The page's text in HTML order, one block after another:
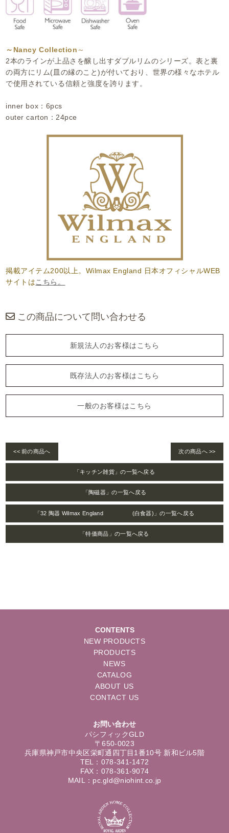
～Nancy Collection ～
2本のラインが上品さを醸し出すダブルリムのシリーズ。表と裏
の両方にリム(皿の縁のこと)が付いており、世界の様々なホテル
で使用されている信頼と強度を誇ります。
inner box：6pcs
outer carton：24pce
掲載アイテム200以上。Wilmax England 日本オフィシャルWEB
サイトは こちら。
この商品について問い合わせる
新規法人のお客様はこちら
既存法人のお客様はこちら
一般のお客様はこちら
<< 前の商品へ 次の商品へ >>
「キッチン雑貨」の一覧へ戻る
「陶磁器」の一覧へ戻る
「32 陶器 Wilmax England (白食器)」の一覧へ戻る
「特価商品」の一覧へ戻る
CONTENTS
NEW PRODUCTS
PRODUCTS
NEWS
CATALOG
ABOUT US
CONTACT US
お問い合わせ
パシフィックGLD
〒650-0023
兵庫県神戸市中央区栄町通四丁目1番10号 新和ビル5階
TEL：078-341-1472
FAX：078-361-9074
MAIL：pc.gld@niohint.co.jp